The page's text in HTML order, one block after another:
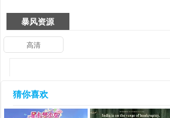
暴风资源
高清
猜你喜欢